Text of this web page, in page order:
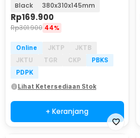
Black 380x310x145mm
Rp169.900
Rp301.900 44%
Online JKTP
JKTB
JKTU
TGR CKP
PBKS
PDPK
Lihat Ketersediaan Stok
+ Keranjang